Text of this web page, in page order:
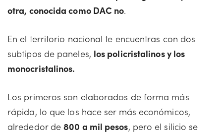
otra, conocida como DAC no.
En el territorio nacional te encuentras con dos
subtipos de paneles, los policristalinos y los
monocristalinos.
Los primeros son elaborados de forma más
rápida, lo que los hace ser más económicos,
alrededor de800 a mil pesos, pero el silicio se